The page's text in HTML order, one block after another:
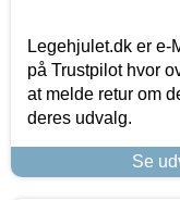
Legehjulet.dk er
på Trustpilot hvor
at melde retur om
deres udvalg.
Se